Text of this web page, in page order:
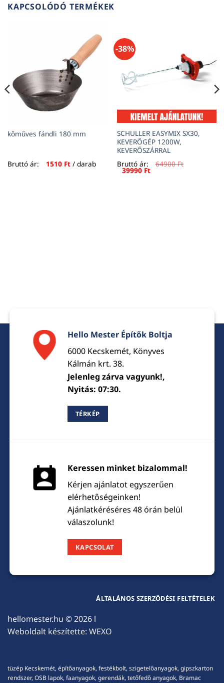
KAPCSOLÓDÓ TERMÉKEK
kőműves fándli 180 mm
Bruttó ár: 1510 Ft/ darab
-38%
SCHULLER EASYMIX SX30,
KEVERŐGÉP 1200W,
KEVERŐSZÁRRAL
Bruttó ár:
64900Ft
Original
price
39990 FtCurrent
Hello Mester Építők Boltja
6000 Kecskemét, Könyves
Kálmán krt. 38.
Jelenleg zárva vagyunk!,
Nyitás: 07:30.
TÉRKÉP
Keressen minket bizalommal!
Kérjen ajánlatot egyszerűen
elérhetőségeinken!
Ajánlatkéréséres 48 órán belül
válaszolunk!
KAPCSOLAT
hellomester.hu © 2026 l
Weboldalt készítette: WEXO
ÁLTALÁNOS SZERZŐDÉSI FELTÉTELEK
tüzép Kecskemét, építőanyagok, festékbolt, szigetelőanyagok, gipszkarton
rendszer, OSB lapok, faanyagok, gerendák, tetőfedő anyagok, Bramac